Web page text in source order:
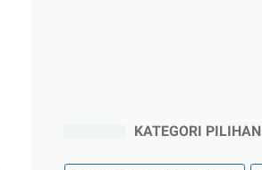
KATEGORI PILIHAN